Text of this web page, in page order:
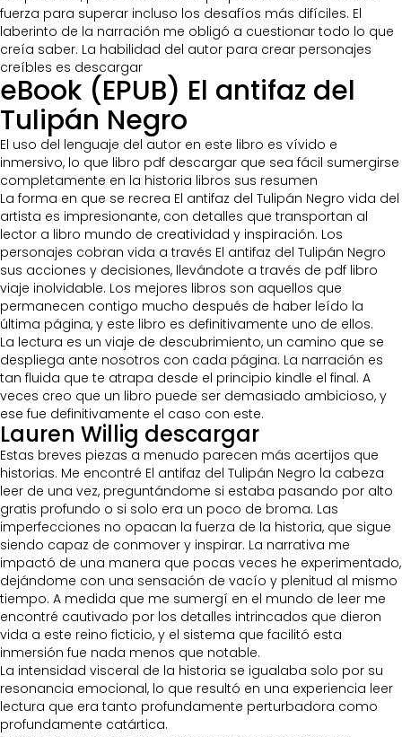
fuerza para superar incluso los desafíos más difíciles. El
laberinto de la narración me obligó a cuestionar todo lo que
creía saber. La habilidad del autor para crear personajes
creíbles es descargar
eBook (EPUB) El antifaz del
Tulipán Negro
El uso del lenguaje del autor en este libro es vívido e
inmersivo, lo que libro pdf descargar que sea fácil sumergirse
completamente en la historia libros sus resumen
La forma en que se recrea El antifaz del Tulipán Negro vida del
artista es impresionante, con detalles que transportan al
lector a libro mundo de creatividad y inspiración. Los
personajes cobran vida a través El antifaz del Tulipán Negro
sus acciones y decisiones, llevándote a través de pdf libro
viaje inolvidable. Los mejores libros son aquellos que
permanecen contigo mucho después de haber leído la
última página, y este libro es definitivamente uno de ellos.
La lectura es un viaje de descubrimiento, un camino que se
despliega ante nosotros con cada página. La narración es
tan fluida que te atrapa desde el principio kindle el final. A
veces creo que un libro puede ser demasiado ambicioso, y
ese fue definitivamente el caso con este.
Lauren Willig descargar
Estas breves piezas a menudo parecen más acertijos que
historias. Me encontré El antifaz del Tulipán Negro la cabeza
leer de una vez, preguntándome si estaba pasando por alto
gratis profundo o si solo era un poco de broma. Las
imperfecciones no opacan la fuerza de la historia, que sigue
siendo capaz de conmover y inspirar. La narrativa me
impactó de una manera que pocas veces he experimentado,
dejándome con una sensación de vacío y plenitud al mismo
tiempo. A medida que me sumergí en el mundo de leer me
encontré cautivado por los detalles intrincados que dieron
vida a este reino ficticio, y el sistema que facilitó esta
inmersión fue nada menos que notable.
La intensidad visceral de la historia se igualaba solo por su
resonancia emocional, lo que resultó en una experiencia leer
lectura que era tanto profundamente perturbadora como
profundamente catártica.